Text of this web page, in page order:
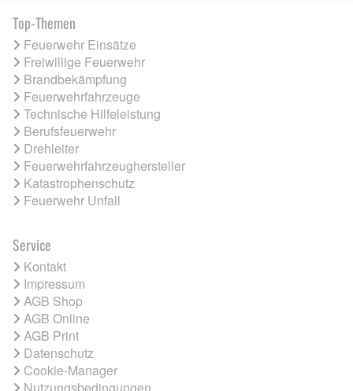
Top-Themen
Feuerwehr Einsätze
Freiwillige Feuerwehr
Brandbekämpfung
Feuerwehrfahrzeuge
Technische Hilfeleistung
Berufsfeuerwehr
Drehleiter
Feuerwehrfahrzeughersteller
Katastrophenschutz
Feuerwehr Unfall
Service
Kontakt
Impressum
AGB Shop
AGB Online
AGB Print
Datenschutz
Cookie-Manager
Nutzungsbedingungen